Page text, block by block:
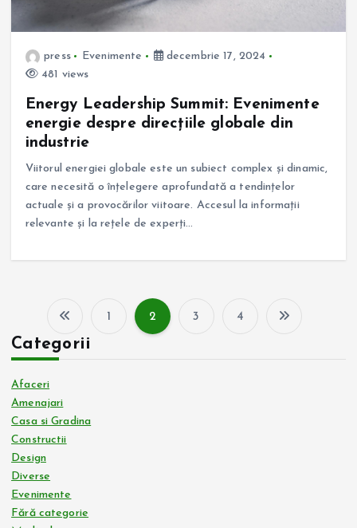
press Evenimente
decembrie 17, 2024
481 views
Energy Leadership Summit: Evenimente
energie despre direcțiile globale din
industrie
Viitorul energiei globale este un subiect complex și dinamic,
care necesită o înțelegere aprofundată a tendințelor
actuale și a provocărilor viitoare. Accesul la informații
relevante și la rețele de experți…
1 2 3 4
Categorii
Afaceri
Amenajari
Casa si Gradina
Constructii
Design
Diverse
Evenimente
Fără categorie